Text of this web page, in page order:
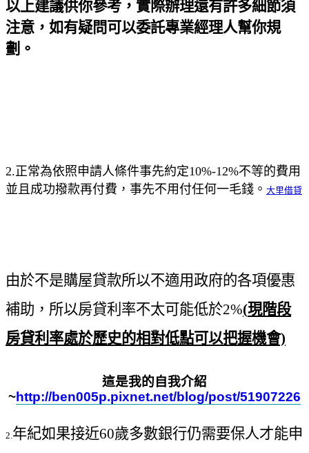
以上建議供你參考，實際辦理還有許多細節須
注意，如有疑問可以委託專業經理人幫你規
劃。
2.正常為依照申請人條件事先約定10%-12%不等的費用
並且成功撥款再付費，事先不用付任何一毛錢。 大里借貸
由於不是購屋貸款所以不適用政府的各項優惠
補助，所以房貸利率不太可能低於2%(現階段
房貸利率處於歷史的相對低點可以把握機會)
這是我的自我介紹
~http://ben005p.pixnet.net/blog/post/51907226
2. 年紀如果接近60歲多數銀行仍需要保人才能申